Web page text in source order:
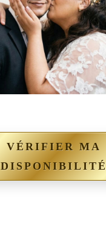
VÉRIFIER MA
DISPONIBILITÉ